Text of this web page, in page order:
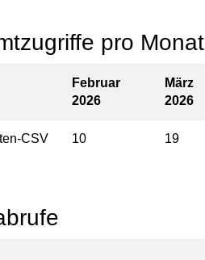
pro Monat
Februar
2026
März
2026
CSV
10 19